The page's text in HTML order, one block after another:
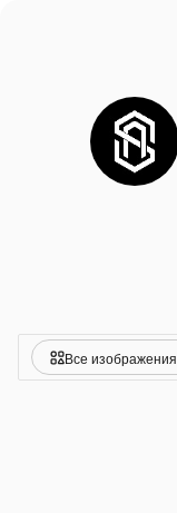
Все изображения